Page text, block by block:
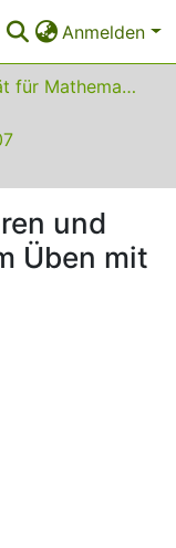
Anmelden
01 Fakultät für Mathematik
und
Üben mit